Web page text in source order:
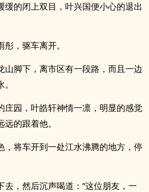
缓的闭上双目，叶兴国便小心的退出
，驱车离开。
山脚下，离市区有一段路，而且一边
庄园，叶皓轩神情一凛，明显的感觉
的跟着他。
，将车开到一处江水沸腾的地方，停
去，然后沉声喝道：“这位朋友，一